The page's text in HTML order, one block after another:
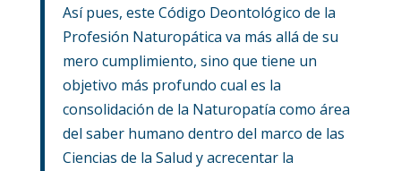
Así pues, este Código Deontológico de la
Profesión Naturopática va más allá de su
mero cumplimiento, sino que tiene un
objetivo más profundo cual es la
consolidación de la Naturopatía como área
del saber humano dentro del marco de las
Ciencias de la Salud y acrecentar la